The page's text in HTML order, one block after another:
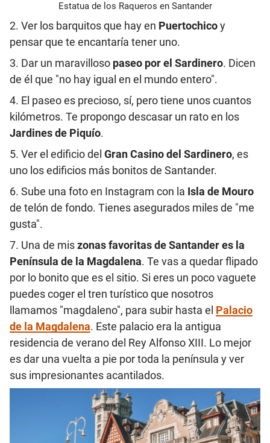
Estatua de los Raqueros en Santander
2. Ver los barquitos que hay en Puertochicoy
pensar que te encantaría tener uno.
3. Dar un maravilloso paseo por el Sardinero. Dicen
de él que "no hay igual en el mundo entero".
4. El paseo es precioso, sí, pero tiene unos cuantos
kilómetros. Te propongo descasar un rato en los
Jardines de Piquío.
5. Ver el edificio del Gran Casino del Sardinero, es
uno los edificios más bonitos de Santander.
6. Sube una foto en Instagram con la Isla de Mouro
de telón de fondo. Tienes asegurados miles de "me
gusta".
7. Una de miszonas favoritas de Santander es la
Península de la Magdalena. Te vas a quedar flipado
por lo bonito que es el sitio. Si eres un poco vaguete
puedes coger el tren turístico que nosotros
llamamos "magdaleno", para subir hasta el Palacio
de la Magdalena. Este palacio era la antigua
residencia de verano del Rey Alfonso XIII. Lo mejor
es dar una vuelta a pie por toda la península y ver
sus impresionantes acantilados.